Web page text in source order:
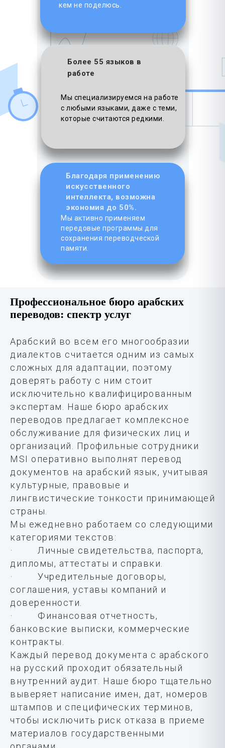
кем не поделюсь.
Более 55 языков в
работе
Мы специализируемся на работе
с любыми языками, даже с теми,
которые считаются редкими.
Благодаря применению
искусственного
интеллекта, возможна
экономия до 50%.
Мы активно применяем
передовые программы для
сохранения переводческой
памяти.
Профессиональное бюро арабских
переводов: спектр услуг
Арабский во всем его многообразии
диалектов считается одним из самых
сложных для адаптации, поэтому
доверять работу с ним стоит
исключительно квалифицированным
экспертам. Наше бюро арабских
переводов предлагает комплексное
обслуживание для физических лиц и
организаций. Профильные сотрудники
MSI оперативно выполнят перевод
документов на арабский язык, учитывая
культурные, правовые и
лингвистические тонкости принимающей
страны.
Мы ежедневно работаем со следующими
категориями текстов:
· Личные свидетельства, паспорта,
дипломы, аттестаты и справки.
· Учредительные договоры,
соглашения, уставы компаний и
доверенности.
· Финансовая отчетность,
банковские выписки, коммерческие
контракты.
Каждый перевод документа с арабского
на русский проходит обязательный
внутренний аудит. Наше бюро тщательно
выверяет написание имен, дат, номеров
штампов и специфических терминов,
чтобы исключить риск отказа в приеме
материалов государственными